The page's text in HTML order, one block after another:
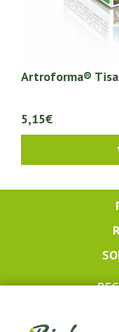
Artroforma®
5,15€
(dias úteis das